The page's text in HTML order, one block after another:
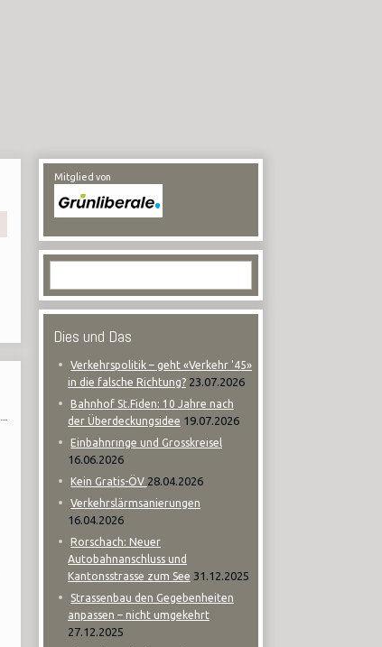
Mitglied von
Dies und Das
Verkehrspolitik – geht «Verkehr '45»
in die falsche Richtung? 23.07.2026
Bahnhof St.Fiden: 10 Jahre nach
der Überdeckungsidee 19.07.2026
Einbahnringe und Grosskreisel
16.06.2026
Kein Gratis-ÖV 28.04.2026
Verkehrslärmsanierungen
16.04.2026
Rorschach: Neuer
Autobahnanschluss und
Kantonsstrasse zum See 31.12.2025
Strassenbau den Gegebenheiten
anpassen – nicht umgekehrt
27.12.2025